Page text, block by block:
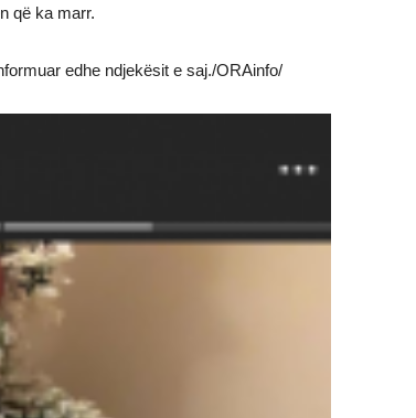
që ka marr.
edhe ndjekësit e saj./ORAinfo/